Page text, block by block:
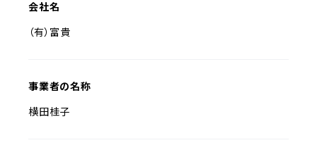
会社名
（有）富貴
事業者の名称
横田桂子